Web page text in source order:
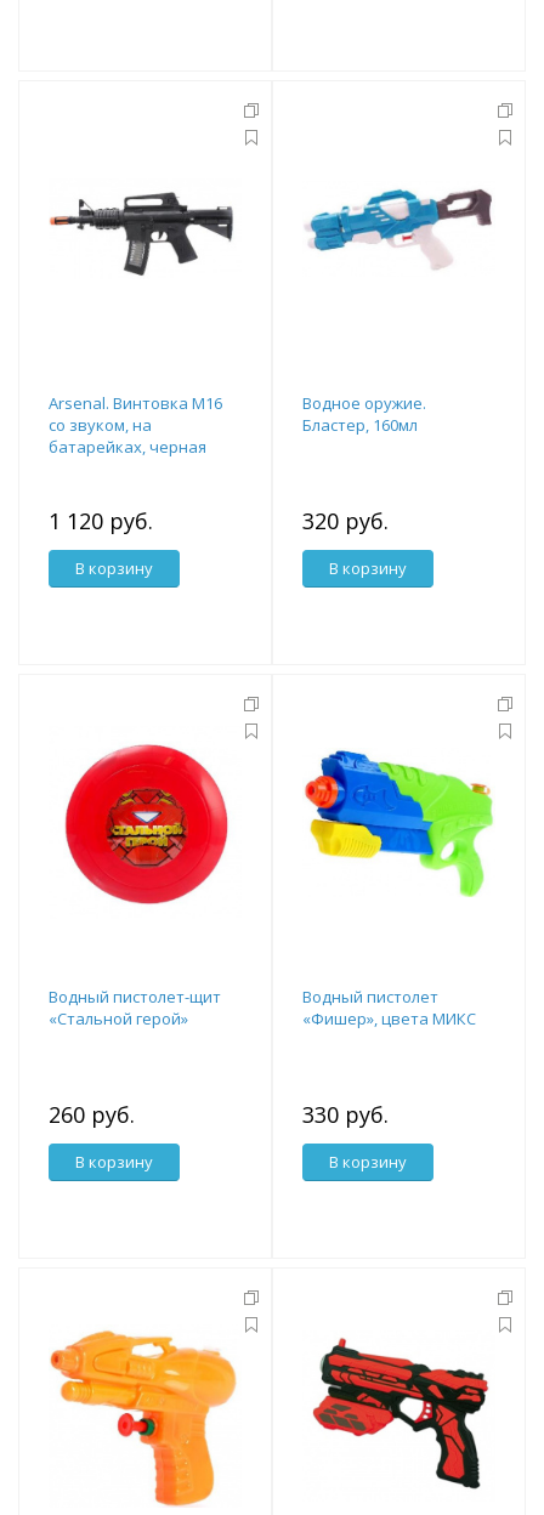
Arsenal. Винтовка М16
со звуком, на
батарейках, черная
1 120 руб.
В корзину
Водное оружие.
Бластер, 160мл
320 руб.
В корзину
Водный пистолет-щит
«Стальной герой»
260 руб.
В корзину
Водный пистолет
«Фишер», цвета МИКС
330 руб.
В корзину